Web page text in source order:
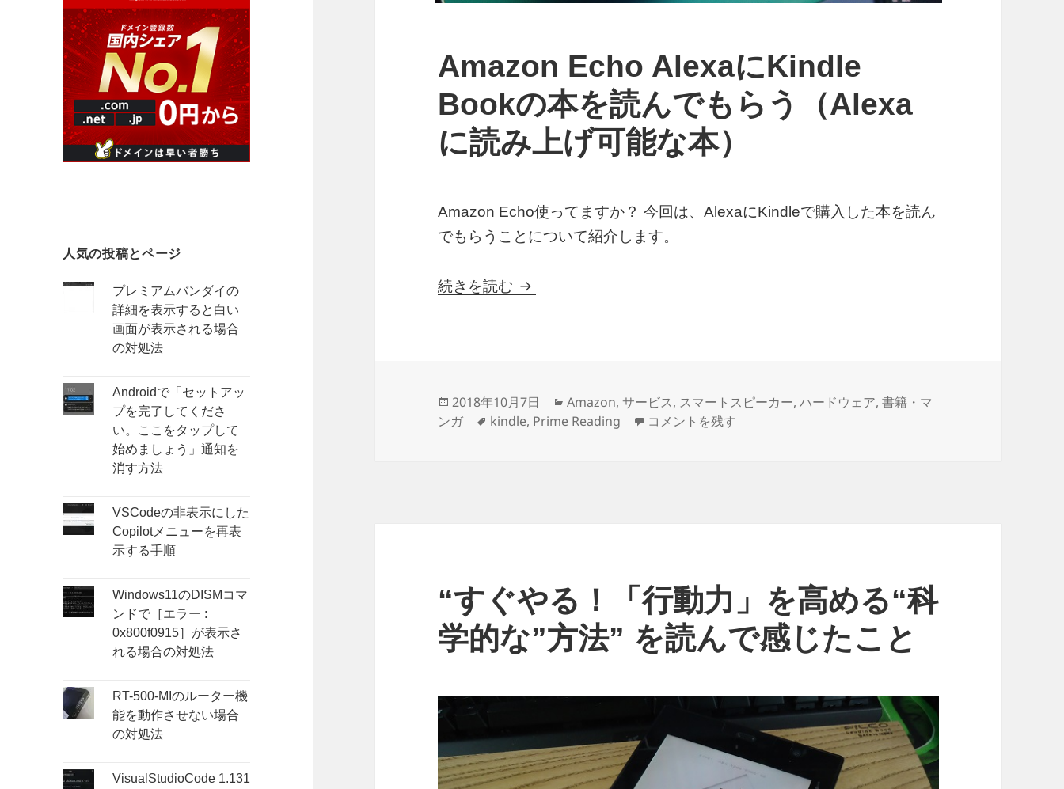
人気の投稿とページ
プレミアムバンダイの
詳細を表示すると白い
画面が表示される場合
の対処法
Androidで「セットアッ
プを完了してくださ
い。ここをタップして
始めましょう」通知を
消す方法
VSCodeの非表示にした
Copilotメニューを再表
示する手順
Windows11のDISMコマ
ンドで［エラー :
0x800f0915］が表示さ
れる場合の対処法
RT-500-MIのルーター機
能を動作させない場合
の対処法
VisualStudioCode 1.131
Amazon Echo AlexaにKindle
Bookの本を読んでもらう（Alexa
に読み上げ可能な本）
Amazon Echo使ってますか？ 今回は、AlexaにKindleで購入した本を読ん
でもらうことについて紹介します。
続きを読む Amazon Echo AlexaにKindle Bookの本を読んでもらう（Alexaに読み上げ可能
投
稿
2018年10月7日
カ
テ
Amazon,サービス, スマートスピーカー,ハードウェア,書籍・マ
ンガ
タ
kindle, Prime Reading Amazon Echo AlexaにKindle Bookの本を読んでもらう（Alexaに読み上
コメントを残す
“すぐやる！「行動力」を高める“科
学的な”方法” を読んで感じたこと